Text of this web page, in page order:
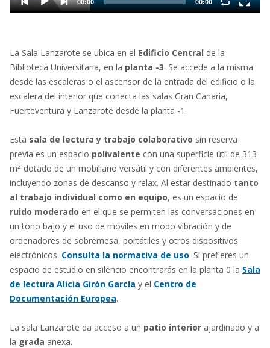
La Sala Lanzarote se ubica en el Edificio Central de la
Biblioteca Universitaria, en la planta -3. Se accede a la misma
desde las escaleras o el ascensor de la entrada del edificio o la
escalera del interior que conecta las salas Gran Canaria,
Fuerteventura y Lanzarote desde la planta -1.
Esta sala de lectura y trabajo colaborativo sin reserva
previa es un espacio polivalente con una superficie útil de 313
m2 dotado de un mobiliario versátil y con diferentes ambientes,
incluyendo zonas de descanso y relax. Al estar destinado tanto
al trabajo individual como en equipo, es un espacio de
ruido moderado en el que se permiten las conversaciones en
un tono bajo y el uso de móviles en modo vibración y de
ordenadores de sobremesa, portátiles y otros dispositivos
electrónicos. Consulta la normativa de uso. Si prefieres un
espacio de estudio en silencio encontrarás en la planta 0 la Sala
de lectura Alicia Girón García y el Centro de
Documentación Europea.
La sala Lanzarote da acceso a un patio interior ajardinado y a
la grada anexa.